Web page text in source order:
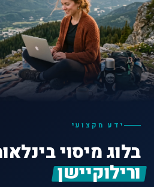
ידע מקצועי
בלוג מיסוי
ורילוקיישן